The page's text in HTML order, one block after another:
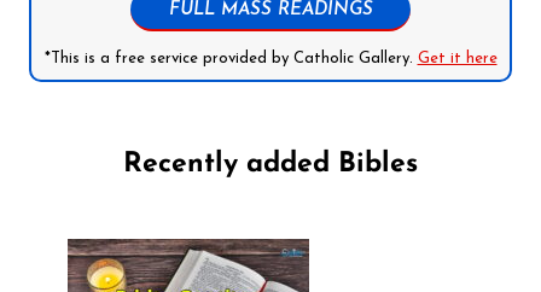
FULL MASS READINGS
*This is a free service provided by Catholic Gallery. Get it here
Recently added Bibles